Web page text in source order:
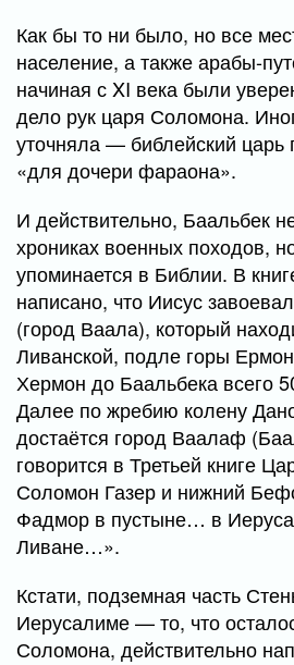
Как бы то ни было, но все
население, а также арабы-
начиная с XI века были
дело рук царя Соломона.
уточняла — библейский царь
«для дочери фараона».
И действительно, Баальбек
хрониках военных походов,
упоминается в Библии. В
написано, что Иисус
(город Ваала), который
Ливанской, подле горы
Хермон до Баальбека всего
Далее по жребию колену
достаётся город Ваалаф
говорится в Третьей книге
Соломон Газер и нижний
Фадмор в пустыне… в
Ливане…».
Кстати, подземная часть
Иерусалиме — то, что
Соломона, действительно